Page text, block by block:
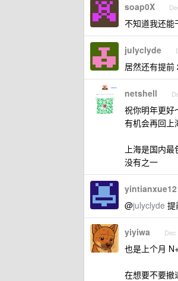
soap0X
不知道我还能
julyclyde
居然还有提前
netshell
祝你明年更好
有机会再回上
上海是国内
没有之一
yintianxue12
@julyclyde 提
yiyiwa Dec
也是上个月
在想要不要撤